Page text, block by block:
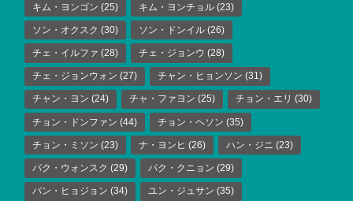
キム・ヨンゴン (25) キム・ヨンチョル (23)
ソン・オクスク (30) ソン・ドンイル (26)
チェ・イルファ (28) チェ・ジョンウ (28)
チェ・ジョンウォン (27) チャン・ヒョンソン (31)
チャン・ヨン (24) チャ・ファヨン (25) チョン・エリ (30)
チョン・ドンファン (44) チョン・ヘソン (35)
チョン・ミソン (23) ナ・ヨンヒ (26) ハン・ジニ (23)
パク・ウォンスク (29) パク・クニョン (29)
パン・ヒョジョン (34) ユン・ジュサン (35)